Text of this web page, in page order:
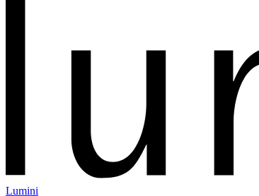
Lumini